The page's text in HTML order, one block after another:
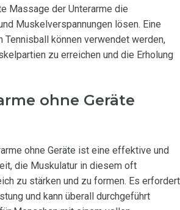
Massage der Unterarme die
Muskelverspannungen lösen. Eine
können verwendet werden,
zu erreichen und die Erholung
ohne Geräte
ohne Geräte ist eine effektive und
die Muskulatur in diesem oft
zu stärken und zu formen. Es erfordert
und kann überall durchgeführt